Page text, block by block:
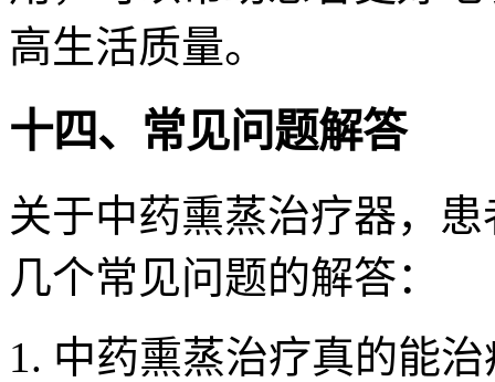
高生活质量。
十四、常见问题解答
关于中药熏蒸治疗器，
几个常见问题的解答：
1. 中药熏蒸治疗真的能